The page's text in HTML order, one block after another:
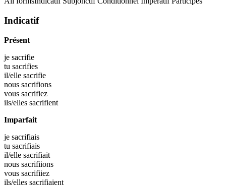
Indicatif
Présent
je sacrifie
tu sacrifies
il/elle sacrifie
nous sacrifions
vous sacrifiez
ils/elles sacrifient
Imparfait
je sacrifiais
tu sacrifiais
il/elle sacrifiait
nous sacrifiions
vous sacrifiiez
ils/elles sacrifiaient